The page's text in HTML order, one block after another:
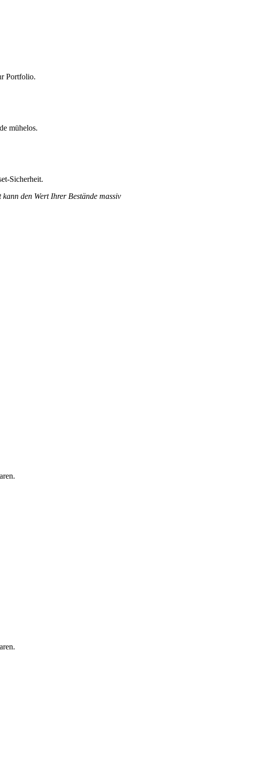
Portfolio.
mühelos.
Sicherheit.
den Wert Ihrer Bestände massiv